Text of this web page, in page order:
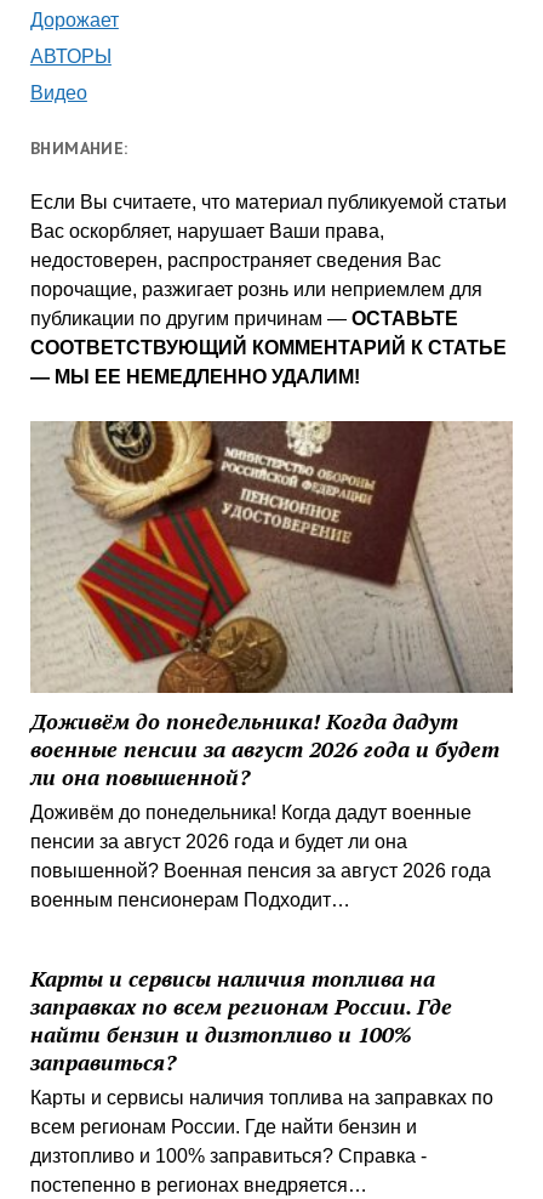
Дорожает
АВТОРЫ
Видео
ВНИМАНИЕ:
Если Вы считаете, что материал публикуемой статьи
Вас оскорбляет, нарушает Ваши права,
недостоверен, распространяет сведения Вас
порочащие, разжигает рознь или неприемлем для
публикации по другим причинам — ОСТАВЬТЕ
СООТВЕТСТВУЮЩИЙ КОММЕНТАРИЙ К СТАТЬЕ
— МЫ ЕЕ НЕМЕДЛЕННО УДАЛИМ!
Доживём до понедельника! Когда дадут
военные пенсии за август 2026 года и будет
ли она повышенной?
Доживём до понедельника! Когда дадут военные
пенсии за август 2026 года и будет ли она
повышенной? Военная пенсия за август 2026 года
военным пенсионерам Подходит…
Карты и сервисы наличия топлива на
заправках по всем регионам России. Где
найти бензин и дизтопливо и 100%
заправиться?
Карты и сервисы наличия топлива на заправках по
всем регионам России. Где найти бензин и
дизтопливо и 100% заправиться? Справка -
постепенно в регионах внедряется…